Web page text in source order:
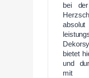
bei
bietet
und
mit